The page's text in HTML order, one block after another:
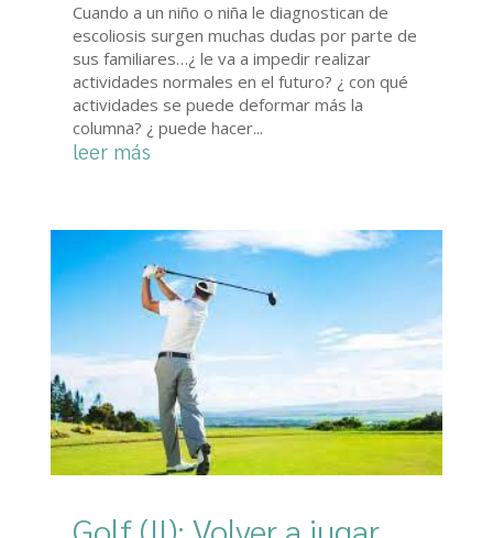
Cuando a un niño o niña le diagnostican de
escoliosis surgen muchas dudas por parte de
sus familiares…¿ le va a impedir realizar
actividades normales en el futuro? ¿ con qué
actividades se puede deformar más la
columna? ¿ puede hacer...
leer más
Golf (II): Volver a jugar